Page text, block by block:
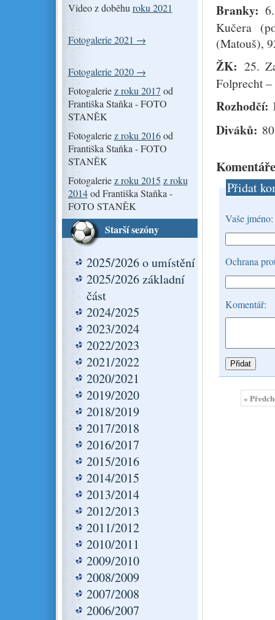
Video z doběhu roku 2021
Fotogalerie 2021 →
Fotogalerie 2020 →
Fotogaleriez roku 2017 od
Františka Staňka - FOTO
STANĚK
Fotogaleriez roku 2016od
Františka Staňka - FOTO
STANĚK
Fotogaleriez roku 2015 z roku
2014od Františka Staňka -
FOTO STANĚK
Starší sezóny
2025/2026 o umístění
2025/2026 základní
část
2024/2025
2023/2024
2022/2023
2021/2022
2020/2021
2019/2020
2018/2019
2017/2018
2016/2017
2015/2016
2014/2015
2013/2014
2012/2013
2011/2012
2010/2011
2009/2010
2008/2009
2007/2008
2006/2007
Branky:
Kučera
(Matouš),
ŽK: 25.
Folprecht
Rozhodčí:
Diváků: 80
Přidat
Vaše jméno:
Ochrana
Komentář:
«